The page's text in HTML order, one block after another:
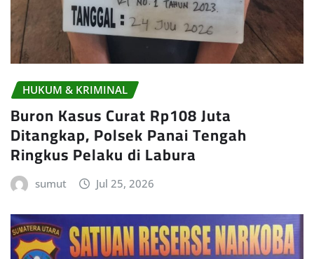
HUKUM & KRIMINAL
Buron Kasus Curat Rp108 Juta
Ditangkap, Polsek Panai Tengah
Ringkus Pelaku di Labura
sumut Jul 25, 2026